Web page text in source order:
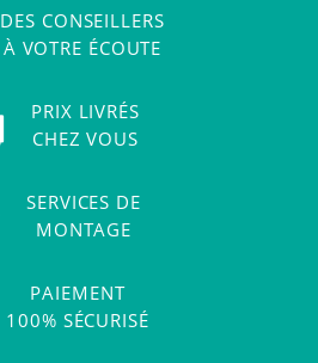
DES CONSEILLERS
À VOTRE ÉCOUTE
PRIX LIVRÉS
CHEZ VOUS
SERVICES DE
MONTAGE
PAIEMENT
100% SÉCURISÉ